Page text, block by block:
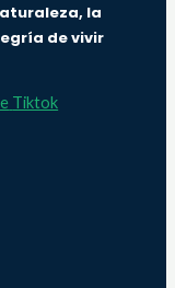
la
de vivir
Tiktok